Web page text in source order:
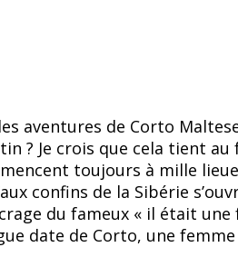
aventures de Corto
? Je crois que cela tient
toujours à mille
confins de la Sibérie
du fameux « il était une
date de Corto, une